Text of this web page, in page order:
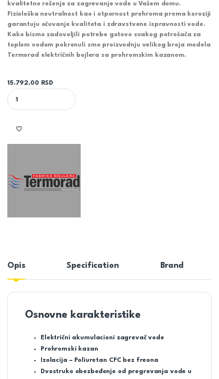
kvalitetno rešenje za zagrevanje vode u Vašem domu.
Fiziološka neutralnost kao i otpornost prohroma prema koroziji
garantuju očuvanje kvaliteta i zdravstvene ispravnosti vode.
Kako bismo zadovoljili potrebe gotovo svakog potrošača za
toplom vodom pokrenuli smo proizvodnju velikog broja modela
Termorad električnih bojlera sa prohromskim kazanom.
15.792,00
RSD
TERMORAD BT-30 VERTIKALNI BOJLER SA PROHROMSKIM
Opis Specification Brand
Osnovne karakteristike
Električni akumulacioni zagrevač vode
Prohromski kazan
Izolacija – Poliuretan CFC bez freona
Dvostruko obezbeđenje od pregrevanja vode u